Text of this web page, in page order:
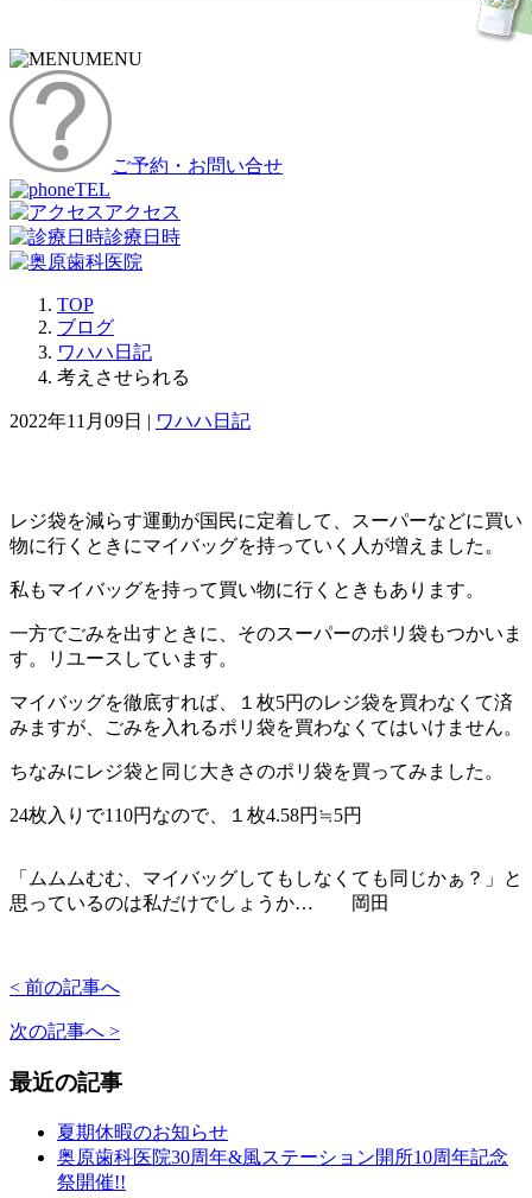
MENU
ご予約・お問い合せ
TEL
アクセス
診療日時
TOP
ブログ
ワハハ日記
考えさせられる
2022年11月09日 | ワハハ日記
レジ袋を減らす運動が国民に定着して、スーパーなどに買い
物に行くときにマイバッグを持っていく人が増えました。
私もマイバッグを持って買い物に行くときもあります。
一方でごみを出すときに、そのスーパーのポリ袋もつかいま
す。リユースしています。
マイバッグを徹底すれば、１枚5円のレジ袋を買わなくて済
みますが、ごみを入れるポリ袋を買わなくてはいけません。
ちなみにレジ袋と同じ大きさのポリ袋を買ってみました。
24枚入りで110円なので、１枚4.58円≒5円
「ムムムむむ、マイバッグしてもしなくても同じかぁ？」と
思っているのは私だけでしょうか… 岡田
< 前の記事へ
次の記事へ >
最近の記事
夏期休暇のお知らせ
奥原歯科医院30周年&風ステーション開所10周年記念
祭開催!!